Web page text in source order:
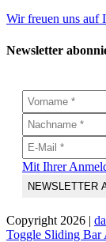
Wir freuen uns auf
Newsletter
Mit Ihrer
Copyright 2026 |
Toggle Sliding Bar